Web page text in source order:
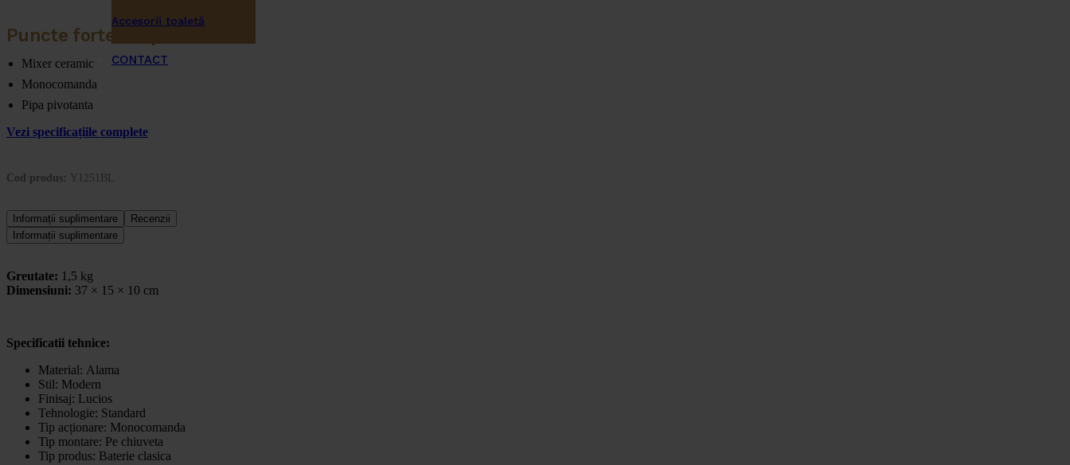
Accesorii toaletă
CONTACT
Puncte forte ale produsului
Mixer ceramic
Monocomanda
Pipa pivotanta
Vezi specificațiile complete
Cod produs: Y1251BL
Informații suplimentare
Recenzii
Informații suplimentare
Greutate: 1,5 kg
Dimensiuni: 37 × 15 × 10 cm
Specificatii tehnice:
Material: Alama
Stil: Modern
Finisaj: Lucios
Tehnologie: Standard
Tip acționare: Monocomanda
Tip montare: Pe chiuveta
Tip produs: Baterie clasica